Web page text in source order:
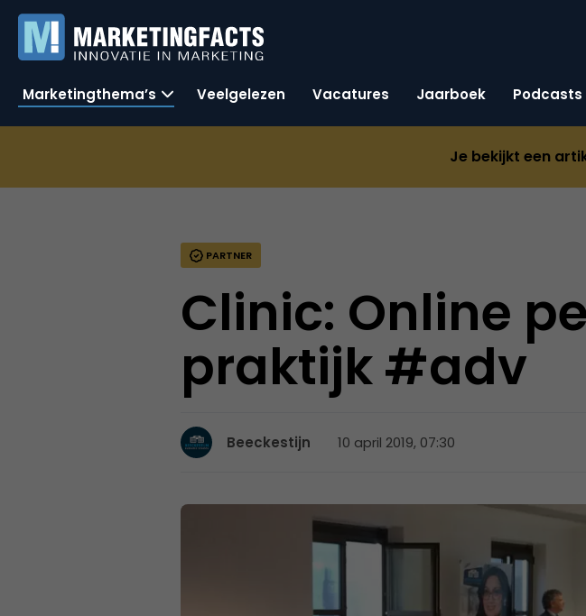
Marketingthema’s Veelgelezen Vacatures Jaarboek Podcasts
Je bekijkt een
PARTNER
Clinic: Online
praktijk #adv
Beeckestijn 10 april 2019, 07:30